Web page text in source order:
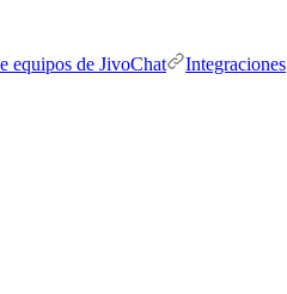
equipos de JivoChat Integraciones